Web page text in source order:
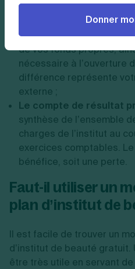
l’institut de beauté
acquisition des
Le plan de financement:
de vos fonds propres,
nécessaire à l’ouverture
différence représente
externe ;
Le compte de résultat
synthèse de l’ensemble
charges de l’institut au
exercices comptables.
bénéfice, soit une perte.
Faut-il utiliser un
plan d’institut de
Il est facile de trouver un
d’institut de beauté gratuit.
être très utile en servant
Donner